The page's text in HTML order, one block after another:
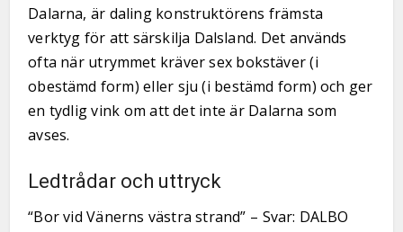
Dalarna, är daling konstruktörens främsta
verktyg för att särskilja Dalsland. Det används
ofta när utrymmet kräver sex bokstäver (i
obestämd form) eller sju (i bestämd form) och ger
en tydlig vink om att det inte är Dalarna som
avses.
Ledtrådar och uttryck
“Bor vid Vänerns västra strand” – Svar: DALBO